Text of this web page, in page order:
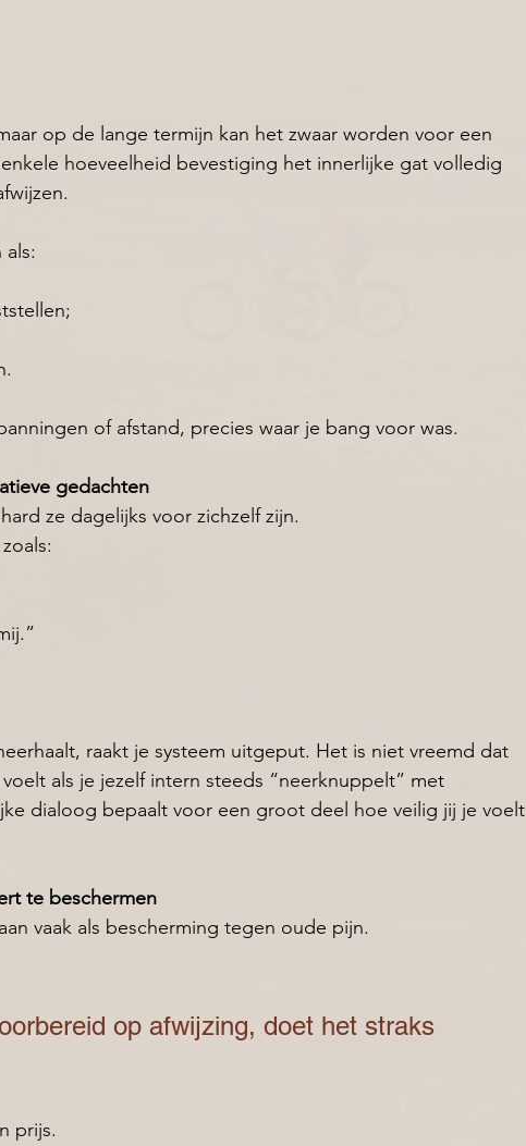
op de lange termijn kan het zwaar worden voor een
hoeveelheid bevestiging het innerlijke gat volledig
of afstand, precies waar je bang voor was.
gedachten
ze dagelijks voor zichzelf zijn.
raakt je systeem uitgeput. Het is niet vreemd dat
als je jezelf intern steeds “neerknuppelt” met
dialoog bepaalt voor een groot deel hoe veilig jij je voelt
te beschermen
vaak als bescherming tegen oude pijn.
op afwijzing, doet het straks
prijs.